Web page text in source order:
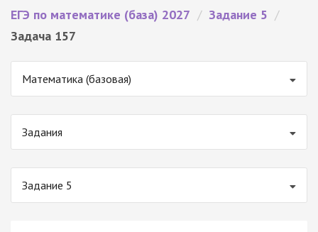
ЕГЭ по математике (база) 2027 / Задание 5 /
Задача 157
Математика (базовая)
Задания
Задание 5